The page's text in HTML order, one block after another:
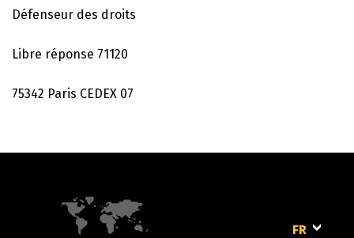
Défenseur des droits
Libre réponse 71120
75342 Paris CEDEX 07
FR